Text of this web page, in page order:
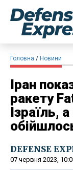
Головна Новини
Іран
ракету
Ізраїль,
DEFENSE
07 червня 2023,